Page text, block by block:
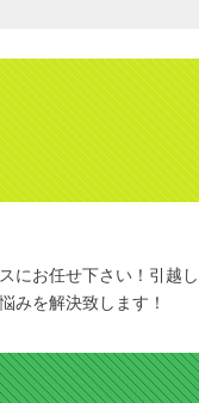
にお任せ下さい！引越
みを解決致します！